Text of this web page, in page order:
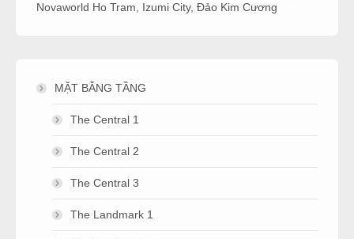
Novaworld Ho Tram
Izumi City, Đảo Kim Cương
MẶT BẰNG TẦNG
The Central 1
The Central 2
The Central 3
The Landmark 1